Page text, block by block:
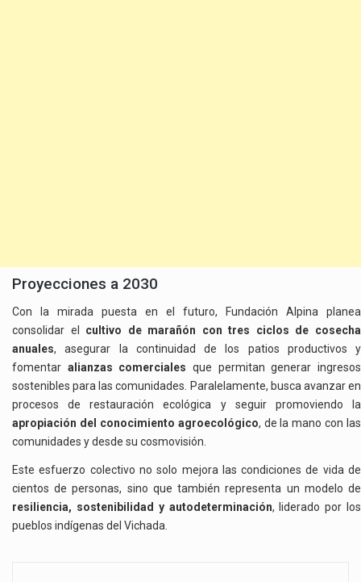
Proyecciones a 2030
Con la mirada puesta en el futuro, Fundación Alpina planea
consolidar el cultivo de marañón con tres ciclos de cosecha
anuales, asegurar la continuidad de los patios productivos y
fomentar alianzas comerciales que permitan generar ingresos
sostenibles para las comunidades. Paralelamente, busca avanzar en
procesos de restauración ecológica y seguir promoviendo la
apropiación del conocimiento agroecológico, de la mano con las
comunidades y desde su cosmovisión.
Este esfuerzo colectivo no solo mejora las condiciones de vida de
cientos de personas, sino que también representa un modelo de
resiliencia, sostenibilidad y autodeterminación, liderado por los
pueblos indígenas del Vichada.